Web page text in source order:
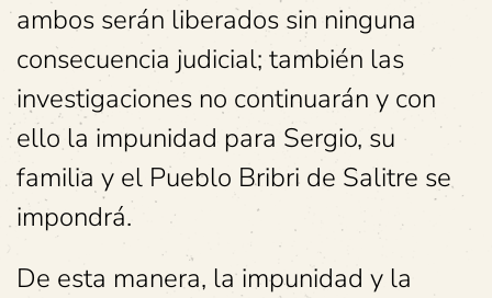
ambos serán liberados sin ninguna
consecuencia judicial; también las
investigaciones no continuarán y con
ello la impunidad para Sergio, su
familia y el Pueblo Bribri de Salitre se
impondrá.
De esta manera, la impunidad y la